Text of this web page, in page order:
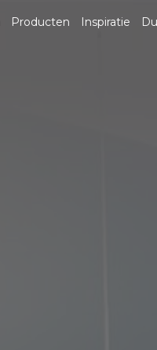
Producten Inspiratie